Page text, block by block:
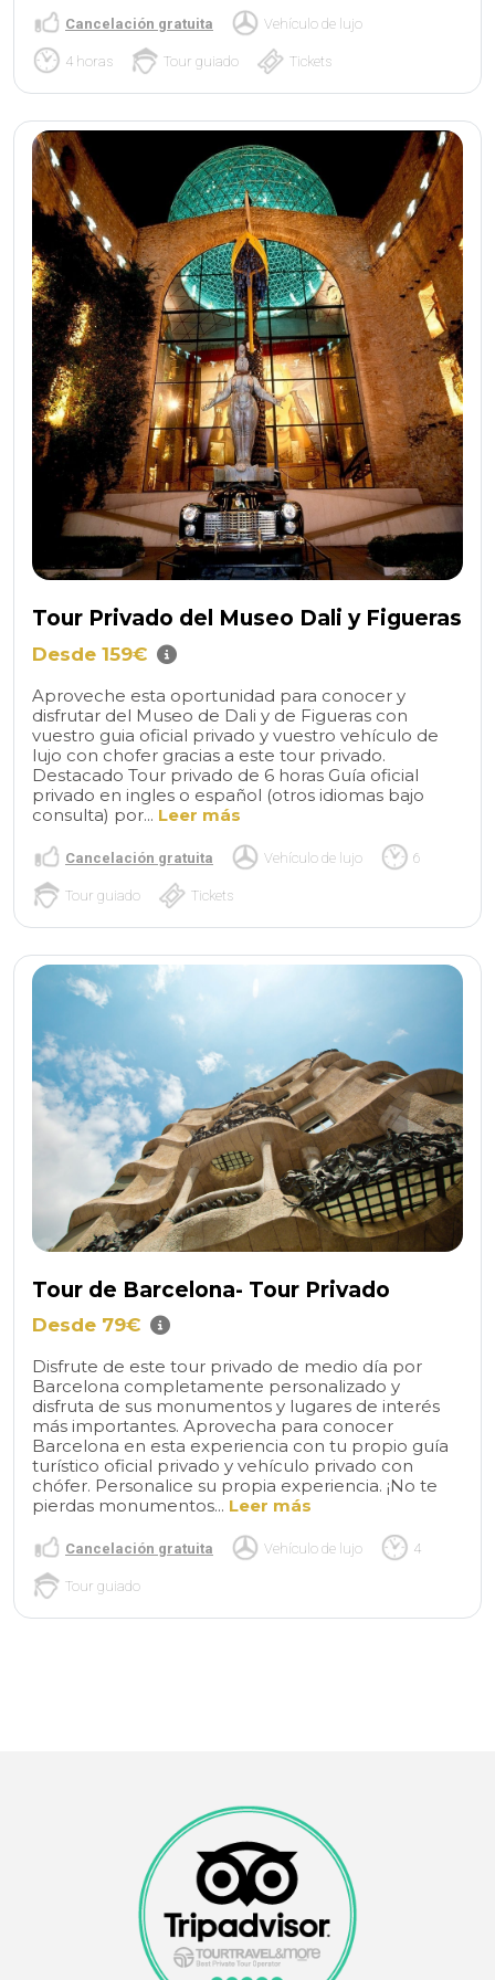
Cancelación gratuita Vehículo de lujo
4 horas Tour guiado Tickets
Tour Privado del Museo Dali y Figueras
Desde 159€
Aproveche esta oportunidad para conocer y
disfrutar del Museo de Dali y de Figueras con
vuestro guia oficial privado y vuestro vehículo de
lujo con chofer gracias a este tour privado.
Destacado Tour privado de 6 horas Guía oficial
privado en ingles o español (otros idiomas bajo
consulta) por... Leer más
Cancelación gratuita Vehículo de lujo 6
Tour guiado Tickets
Tour de Barcelona- Tour Privado
Desde 79€
Disfrute de este tour privado de medio día por
Barcelona completamente personalizado y
disfruta de sus monumentos y lugares de interés
más importantes. Aprovecha para conocer
Barcelona en esta experiencia con tu propio guía
turístico oficial privado y vehículo privado con
chófer. Personalice su propia experiencia. ¡No te
pierdas monumentos... Leer más
Cancelación gratuita Vehículo de lujo 4
Tour guiado